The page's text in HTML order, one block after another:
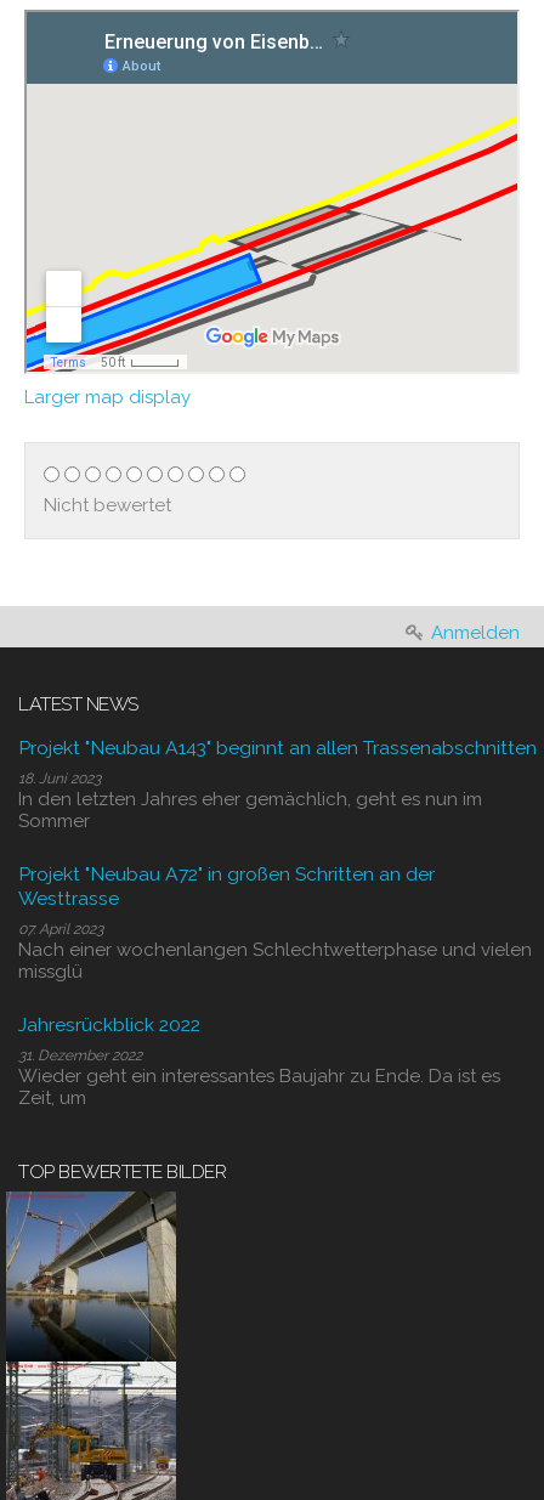
Larger map display
Nicht bewertet
Anmelden
LATEST NEWS
Projekt "Neubau A143" beginnt an allen Trassenabschnitten
18. Juni 2023
In den letzten Jahres eher gemächlich, geht es nun im
Sommer
Projekt "Neubau A72" in großen Schritten an der
Westtrasse
07. April 2023
Nach einer wochenlangen Schlechtwetterphase und vielen
missglü
Jahresrückblick 2022
31. Dezember 2022
Wieder geht ein interessantes Baujahr zu Ende. Da ist es
Zeit, um
TOP BEWERTETE BILDER